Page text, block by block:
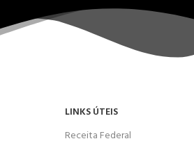
LINKS ÚTEIS
Receita Federal